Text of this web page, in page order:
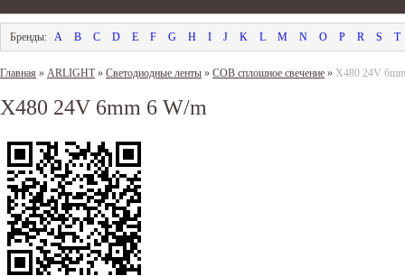
A B C D E F G H I J K L M N O P R S T
Главная » ARLIGHT» Светодиодные ленты » COB сплошное свечение » X480 24V
X480 24V 6mm 6 W/m